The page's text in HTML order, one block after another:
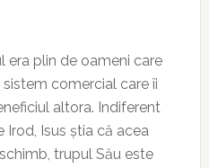
era plin de oameni care
comercial care îi
altora. Indiferent
Irod, Isus știa că acea
trupul Său este